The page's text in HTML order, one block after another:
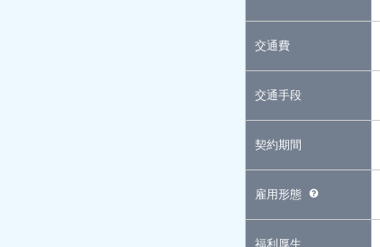
交通費
交通手段
契約期間
雇用形態
福利厚生